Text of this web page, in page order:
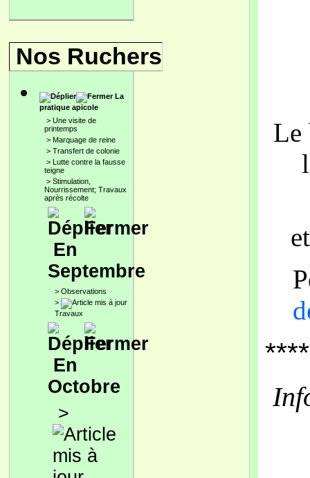
Nos Ruchers
La
pratique apicole
> Une visite de
printemps
> Marquage de reine
> Transfert de colonie
> Lutte contre la fausse
teigne
> Stimulation,
Nourrissement; Travaux
après récolte
En
Septembre
> Observations
>
Travaux
En
Octobre
>
Le